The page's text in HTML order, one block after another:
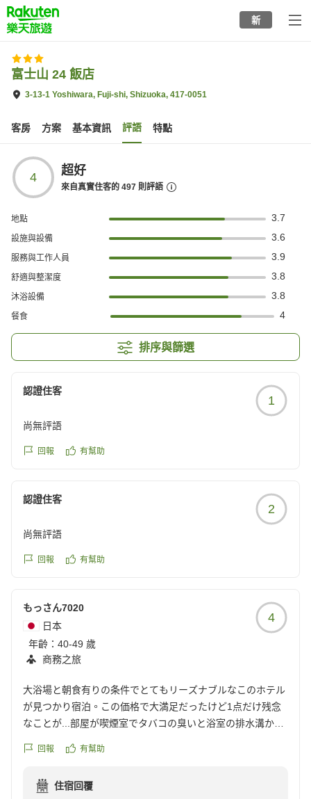
to
top
page
新
富士山 24 飯店
3-13-1 Yoshiwara, Fuji-shi, Shizuoka, 417-0051
客房 方案 基本資訊 評語 特點
4 超好
來自真實住客的 497 則評語
地點 3.7
設施與設備 3.6
服務與工作人員 3.9
舒適與整潔度 3.8
沐浴設備 3.8
餐食 4
排序與篩選
認證住客
1
尚無評語
回報 有幫助
認證住客
2
尚無評語
回報 有幫助
もっさん7020
日本
年齡： 40-49 歲
商務之旅
4
大浴場と朝食有りの条件でとてもリーズナブルなこのホテル
が見つかり宿泊。この価格で大満足だったけど1点だけ残念
なことが...部屋が喫煙室でタバコの臭いと浴室の排水溝から
消臭剤があったのでそれをたくさんふって何とかなったけ
クチコミの詳細はこちらから
回報 有幫助
住宿回覆